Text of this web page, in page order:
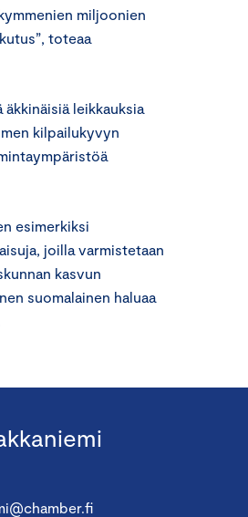
miljoonien
toteaa
leikkauksia
kilpailukyvyn
esimerkiksi
joilla varmistetaan
kasvun
suomalainen haluaa